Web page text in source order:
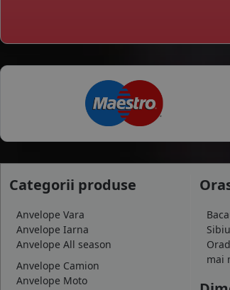
Categorii produse
Anvelope Vara
Anvelope Iarna
Anvelope All season
Anvelope Camion
Anvelope Moto
Sibiu
mai